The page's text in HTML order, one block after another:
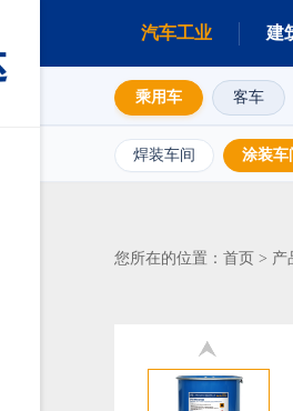
汽车工业 建
乘用车 客车
焊装车间 涂装车
您所在的位置：首页 > 产